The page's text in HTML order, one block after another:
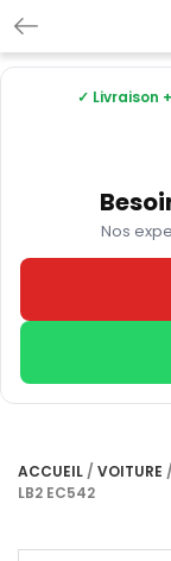
✓ Livraison
Nos
ACCUEIL / VOITURE
LB2 EC542